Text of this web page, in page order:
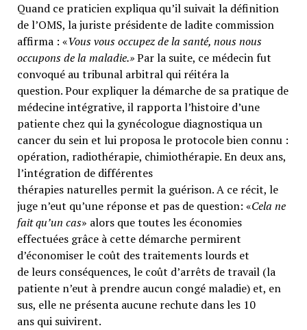
Quand ce praticien expliqua qu’il suivait la définition
de l’OMS, la juriste présidente de ladite commission
affirma : «Vous vous occupez de la santé, nous nous
occupons de la maladie.»Par la suite, ce médecin fut
convoqué au tribunal arbitral qui réitéra la
question. Pour expliquer la démarche de sa pratique de
médecine intégrative, il rapporta l’histoire d’une
patiente chez qui la gynécologue diagnostiqua un
cancer du sein et lui proposa le protocole bien connu :
opération, radiothérapie, chimiothérapie. En deux ans,
l’intégration de différentes
thérapies naturelles permit la guérison. A ce récit, le
juge n’eut qu’une réponse et pas de question: «Cela ne
fait qu’un cas» alors que toutes les économies
effectuées grâce à cette démarche permirent
d’économiser le coût des traitements lourds et
de leurs conséquences, le coût d’arrêts de travail (la
patiente n’eut à prendre aucun congé maladie) et, en
sus, elle ne présenta aucune rechute dans les 10
ans qui suivirent.